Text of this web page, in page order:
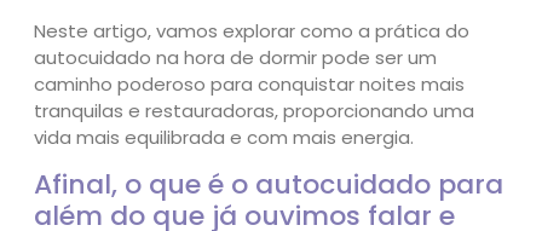
Neste artigo, vamos explorar como a prática do
autocuidado na hora de dormir pode ser um
caminho poderoso para conquistar noites mais
tranquilas e restauradoras, proporcionando uma
vida mais equilibrada e com mais energia.
Afinal, o que é o autocuidado para
além do que já ouvimos falar e